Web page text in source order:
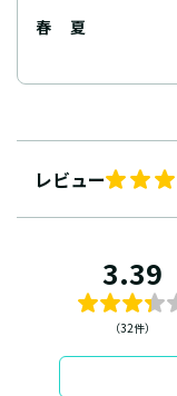
春 夏
レビュー
3.39
（32件）